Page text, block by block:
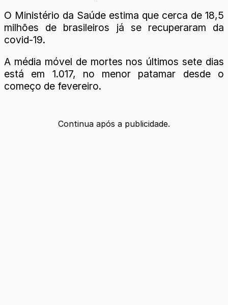
O Ministério da Saúde estima que cerca de 18,5
milhões de brasileiros já se recuperaram da
covid-19.
A média móvel de mortes nos últimos sete dias
está em 1.017, no menor patamar desde o
começo de fevereiro.
Continua após a publicidade.